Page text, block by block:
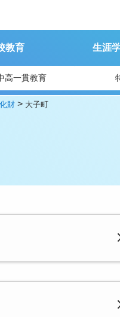
教育 生涯
高一貫教育
財 > 大子町